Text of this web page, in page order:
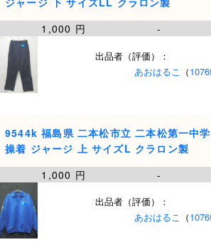
1,000 円
-
出品者（評価）：
あおはるこ （
9544k 福島県 二本松市立 二本松第一中
操着 ジャージ 上 サイズL クラロン製
1,000 円
-
出品者（評価）：
あおはるこ （